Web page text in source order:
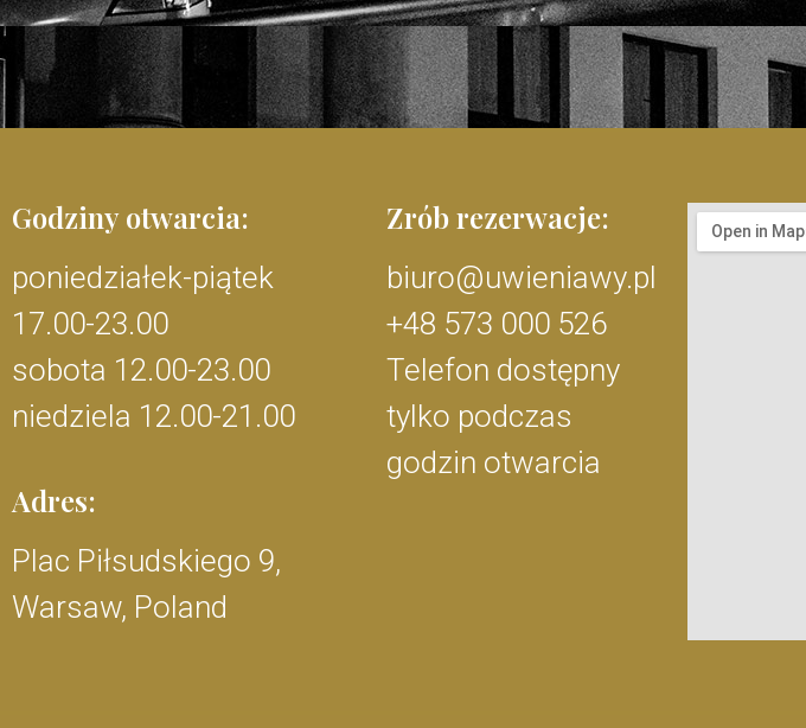
Godziny otwarcia:
poniedziałek-piątek
17.00-23.00
sobota 12.00-23.00
niedziela 12.00-21.00
Adres:
Plac Piłsudskiego 9,
Warsaw, Poland
Zrób rezerwacje:
biuro@uwieniawy.pl
+48 573 000 526
Telefon dostępny
tylko podczas
godzin otwarcia